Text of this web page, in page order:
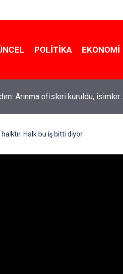
POLITIKA EKONOMI
açmaya devam ediyor: Ortadoğu
Halk bu iş bitti diyor